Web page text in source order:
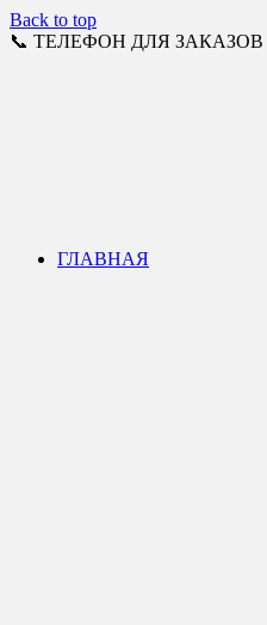
Back to top
📞 ТЕЛЕФОН ДЛЯ ЗАКАЗОВ
ГЛАВНАЯ